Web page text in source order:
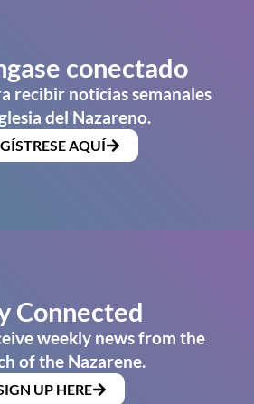
conectado
recibir noticias semanales
del Nazareno.
AQUÍ
Connected
weekly news from the
of the Nazarene.
UP HERE